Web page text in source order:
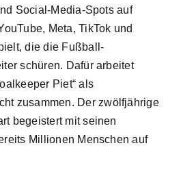
Social-Media-Spots auf
Meta, TikTok und
die die Fußball-
schüren. Dafür arbeitet
Piet“ als
zusammen. Der zwölfjährige
begeistert mit seinen
Millionen Menschen auf